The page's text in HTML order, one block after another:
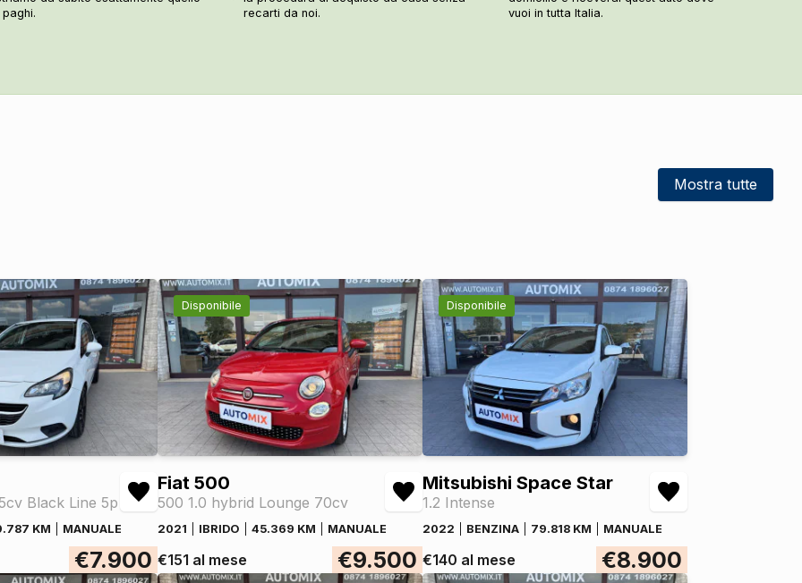
recarti da noi.
vuoi in tutta Italia.
Mostra tutte
Black Line 5p
KM MANUALE
€7.900
Disponibile
Fiat 500
500 1.0 hybrid Lounge 70cv
2021 IBRIDO 45.369 KM MANUALE
€151 al mese €9.500
Disponibile
Mitsubishi Space Star
1.2 Intense
2022 BENZINA 79.818 KM MANUALE
€140 al mese €8.900